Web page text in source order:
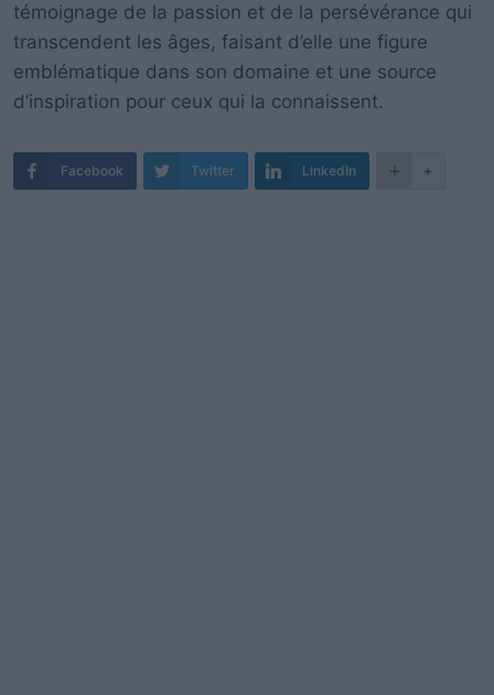
témoignage de la passion et de la persévérance qui
transcendent les âges, faisant d’elle une figure
emblématique dans son domaine et une source
d’inspiration pour ceux qui la connaissent.
Facebook Twitter LinkedIn +